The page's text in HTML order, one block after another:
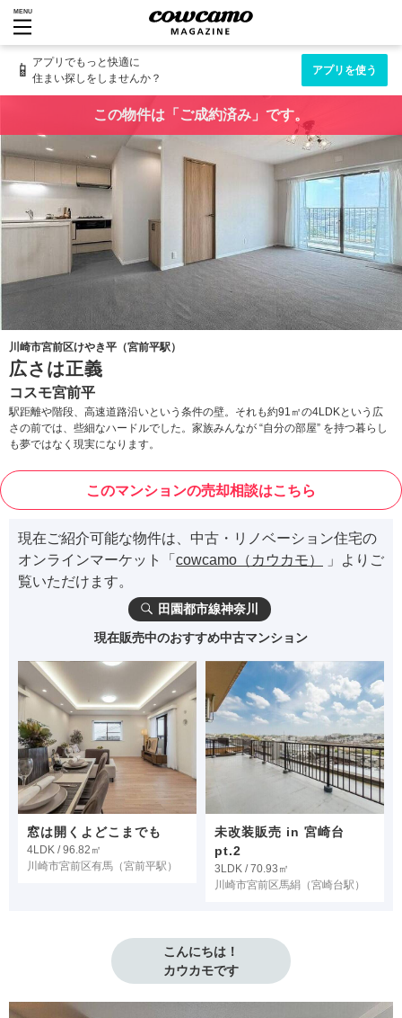
MENU
📱 アプリでもっと快適に
住まい探しをしませんか？
アプリを使う
この物件は「ご成約済み」です。
川崎市宮前区けやき平（宮前平駅）
広さは正義
コスモ宮前平
駅距離や階段、高速道路沿いという条件の壁。それも約91㎡の4LDKという広
さの前では、些細なハードルでした。家族みんなが “自分の部屋” を持つ暮らし
も夢ではなく現実になります。
このマンションの売却相談はこちら
現在ご紹介可能な物件は、中古・リノベーション住宅の
オンラインマーケット「 cowcamo（カウカモ）
」よりご
覧いただけます。
田園都市線神奈川
現在販売中のおすすめ中古マンション
窓は開くよどこまでも
4LDK / 96.82㎡
川崎市宮前区有馬 （宮前平駅）
未改装販売 in 宮崎台
pt.2
3LDK / 70.93㎡
川崎市宮前区馬絹 （宮崎台駅）
こんにちは！
カウカモです